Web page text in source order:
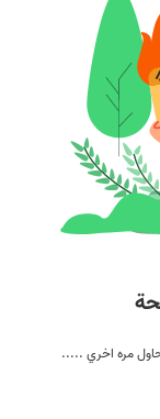
مره اخري .....